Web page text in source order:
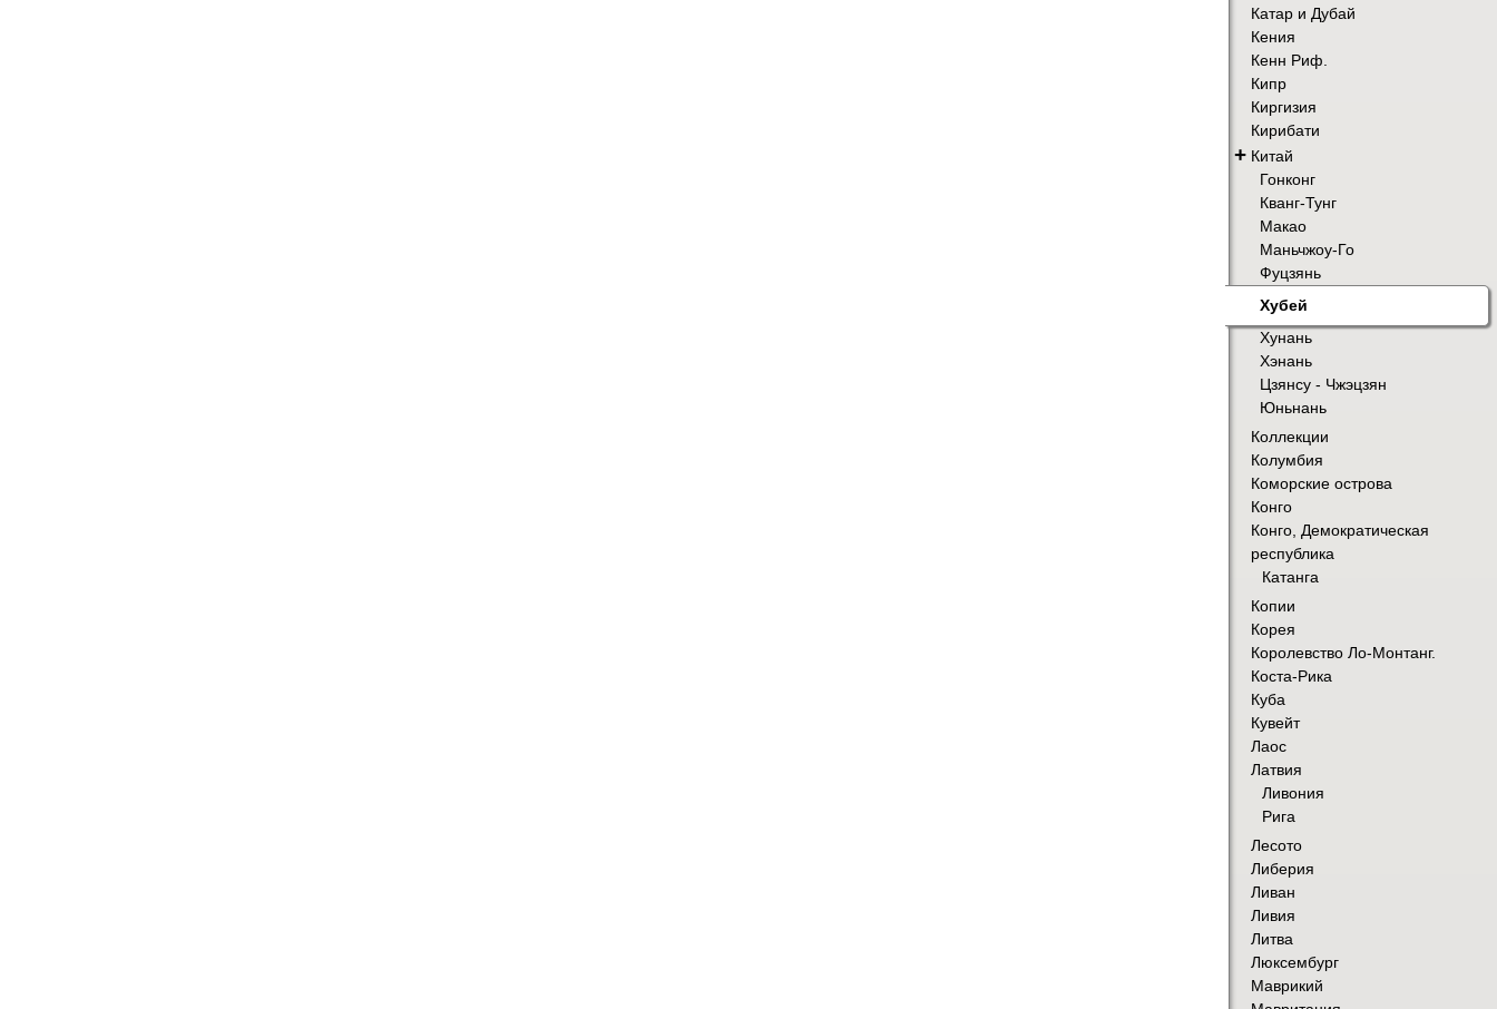
Катар и Дубай
Кения
Кенн Риф.
Кипр
Киргизия
Кирибати
+ Китай
Гонконг
Кванг-Тунг
Макао
Маньчжоу-Го
Фуцзянь
Хубей
Хунань
Хэнань
Цзянсу - Чжэцзян
Юньнань
Коллекции
Колумбия
Коморские острова
Конго
Конго, Демократическая
республика
Катанга
Копии
Корея
Королевство Ло-Монтанг.
Коста-Рика
Куба
Кувейт
Лаос
Латвия
Ливония
Рига
Лесото
Либерия
Ливан
Ливия
Литва
Люксембург
Маврикий